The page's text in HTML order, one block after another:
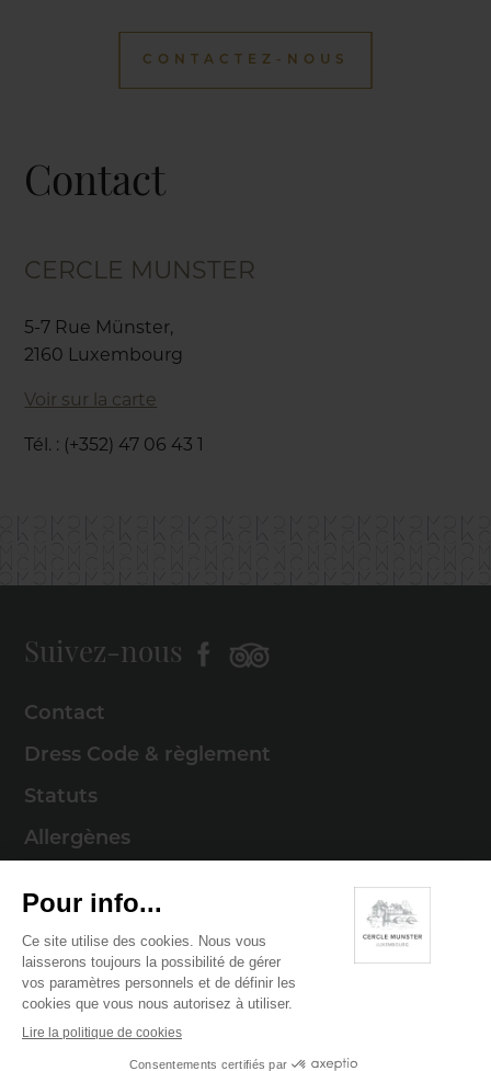
CONTACTEZ-NOUS
Contact
CERCLE MUNSTER
5-7 Rue Münster,
2160 Luxembourg
Voir sur la carte
Tél. : (+352) 47 06 43 1
Suivez-nous
Contact
Dress Code & règlement
Statuts
Allergènes
Mentions légales
Politique de cookies
Politique de confidentialité
© 2026 Cercle Munster . Tous droits réservés